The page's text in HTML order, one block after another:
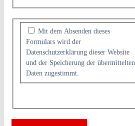
Formulars wird der
Datenschutzerklärung dieser Website
und der Speicherung der übermittelten
Daten zugestimmt.